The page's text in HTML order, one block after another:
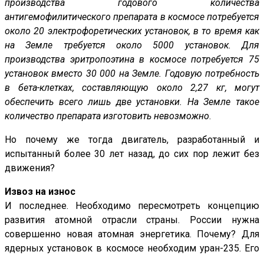
производства годового количества
антигемофилитического препарата в космосе потребуется
около 20 электрофоретических установок, в то время как
на Земле требуется около 5000 установок. Для
производства эритропоэтина в космосе потребуется 75
установок вместо 30 000 на Земле. Годовую потребность
в бета-клетках, составляющую около 2,27 кг, могут
обеспечить всего лишь две установки. На Земле такое
количество препарата изготовить невозможно.
Но почему же тогда двигатель, разработанный и
испытанный более 30 лет назад, до сих пор лежит без
движения?
Извоз на износ
И последнее. Необходимо пересмотреть концепцию
развития атомной отрасли страны. России нужна
совершенно новая атомная энергетика. Почему? Для
ядерных установок в космосе необходим уран-235. Его